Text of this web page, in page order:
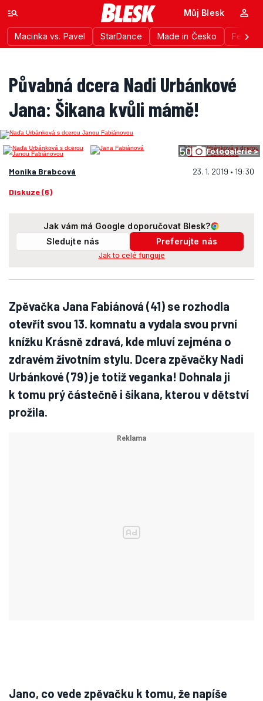
Macinka vs. Pavel StarDance Made in Česko
Můj Blesk
Půvabná dcera Nadi Urbánkové
Jana: Šikana kvůli mámě!
50 Fotogalerie >
Monika Brabcová 23. 1. 2019 • 19:30
Diskuze (6)
Jak vám má Google doporučovat Blesk?
Sledujte nás
Preferujte nás
Jak to celé funguje
Zpěvačka Jana Fabiánová (41) se rozhodla
otevřít svou 13. komnatu a vydala svou první
knížku Krásně zdravá, kde mluví zejména o
zdravém životním stylu. Dcera zpěvačky Nadi
Urbánkové (79) je totiž veganka! Dohnala ji
k tomu prý částečně i šikana, kterou v dětství
prožila.
Jano, co vede zpěvačku k tomu, že napíše